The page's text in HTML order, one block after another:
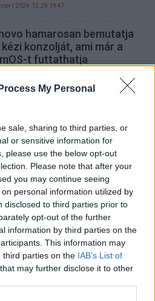
My Personal
sale, sharing to third parties, or
or sensitive information for
please use the below opt-out
Please note that after your
you may continue seeing
personal information utilized by
disclosed to third parties prior to
opt-out of the further
information by third parties on the
This information may
third parties on the IAB’s List of
that may further disclose it to other
| 2024.12.29 19:47
hamarosan bemutatja
kézi konzolját, ami már a
t futtathatja
specializálódott
2 dizájnját
felújított OLED-es
Deckeket is vásárolhatunk
tól
az első mérések az MSI
gépekről, fura játékokat
a teszteléshez
fontosabb részlet